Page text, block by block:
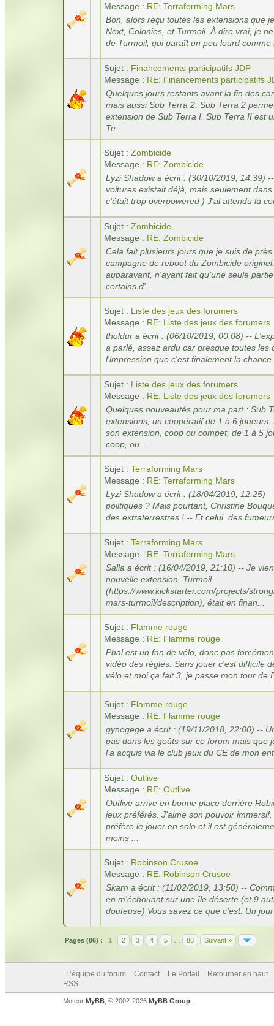
Message : RE: Terraforming Mars
Bon, alors reçu toutes les extensions que
Next, Colonies, et Turmoil. À dire vrai, je
de Turmoil, qui paraît un peu lourd
Sujet : Financements participatifs JDP
Message : RE: Financements participatifs
Quelques jours restants avant la fin des
mais aussi Sub Terra 2. Sub Terra 2
extension de Sub Terra I. Sub Terra II est
Te...
Sujet : Zombicide
Message : RE: Zombicide
Lyzi Shadow a écrit : (30/10/2019, 14:39)
voitures existait déjà, mais seulement
c'était trop overpowered ) J'ai attendu la
Sujet : Zombicide
Message : RE: Zombicide
Cela fait plusieurs jours que je suis de
campagne de reboot du Zombicide
auparavant, n'ayant fait qu'une seule
certains d'...
Sujet : Liste des jeux des forumers
Message : RE: Liste des jeux des forumers
tholdur a écrit : (06/10/2019, 00:08) --
a parlé, assez ardu car presque toutes les
l'impression que c'est finalement la
Sujet : Liste des jeux des forumers
Message : RE: Liste des jeux des forumers
Quelques nouveautés pour ma part : Sub
extensions, un coopératif de 1 à 6
son extension, coop ou compet, de 1 à 5
coop, ou ...
Sujet : Terraforming Mars
Message : RE: Terraforming Mars
Lyzi Shadow a écrit : (18/04/2019, 12:25)
politiques ? Mais pourtant, Christine
des extraterrestres ! -- Et celui des
Sujet : Terraforming Mars
Message : RE: Terraforming Mars
Salla a écrit : (16/04/2019, 21:10) -- Je
nouvelle extension, Turmoil
(https://www.kickstarter.com/projects/
mars-turmoil/description), était en finan...
Sujet : Flamme rouge
Message : RE: Flamme rouge
Phal est un fan de vélo, donc pas
vidéo des règles. Sans jouer c'est difficile
vélo et moi ça fait 3, je passe mon tour de
Sujet : Flamme rouge
Message : RE: Flamme rouge
gynogege a écrit : (19/11/2018, 22:00) --
pas dans les goûts sur ce forum mais que
l'a acquis via le club jeux du CE de mon
Sujet : Outlive
Message : RE: Outlive
Outlive arrive en bonne place derrière
jeux préférés. J'aime son pouvoir
préfère le jouer en solo et il est
moins ...
Sujet : Robinson Crusoe
Message : RE: Robinson Crusoe
Skarn a écrit : (11/02/2019, 13:50) --
en m'échouant sur une île déserte (et 9
douteuse) Vous savez ce que c'est. Un
Pages (86) : 1 2 3 4 5 86 Suivant »
L’équipe du forum Contact Le Portail
Retourner en haut
RSS
Moteur MyBB , © 2002-2026 MyBB Group